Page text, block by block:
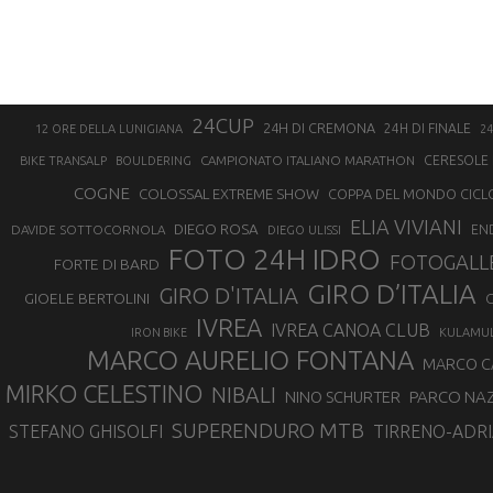
12 ORE DELLA LUNIGIANA 24CUP 24H DI CREMONA 24H DI FINALE
BIKE TRANSALP BOULDERING CAMPIONATO ITALIANO MARATHON CERESOLE
COGNE COLOSSAL EXTREME SHOW COPPA DEL MONDO
DAVIDE SOTTOCORNOLA DIEGO ROSA DIEGO ULISSI ELIA VIVIANI
FORTE DI BARD FOTO 24H IDRO
GIOELE BERTOLINI GIRO D'ITALIA GIRO D’ITALIA
IRON BIKE IVREA IVREA CANOA CLUB
MARCO AURELIO FONTANA MARCO
MIRKO CELESTINO NIBALI NINO SCHURTER PARCO
STEFANO GHISOLFI SUPERENDURO MTB TIRRENO-